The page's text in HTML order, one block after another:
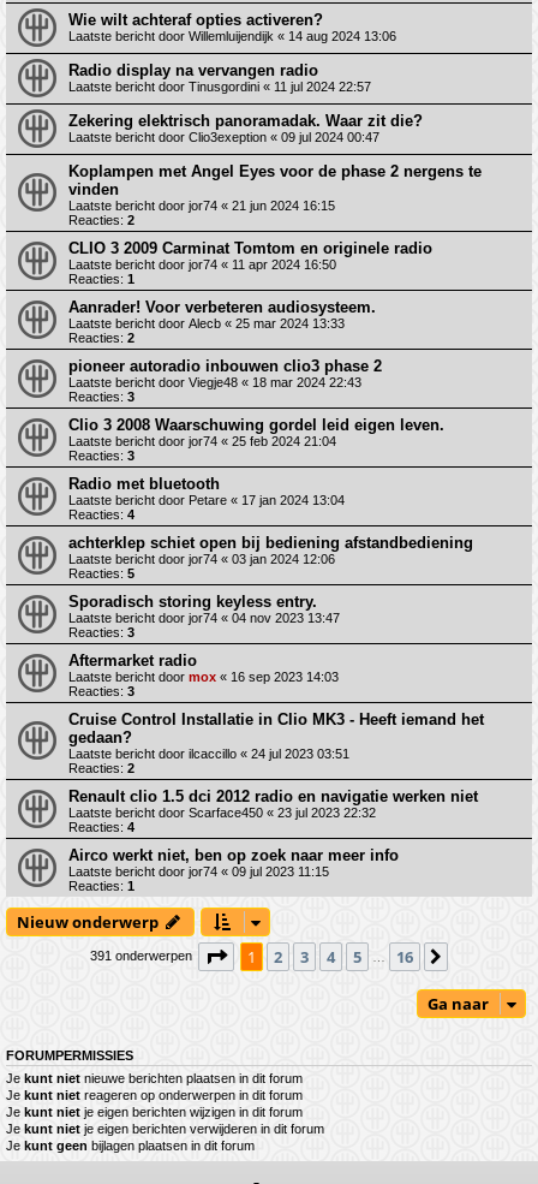
Wie wilt achteraf opties activeren?
Laatste bericht door Willemluijendijk « 14 aug 2024 13:06
Radio display na vervangen radio
Laatste bericht door Tinusgordini « 11 jul 2024 22:57
Zekering elektrisch panoramadak. Waar zit die?
Laatste bericht door Clio3exeption « 09 jul 2024 00:47
Koplampen met Angel Eyes voor de phase 2 nergens te
vinden
Laatste bericht door jor74 « 21 jun 2024 16:15
Reacties: 2
CLIO 3 2009 Carminat Tomtom en originele radio
Laatste bericht door jor74 « 11 apr 2024 16:50
Reacties: 1
Aanrader! Voor verbeteren audiosysteem.
Laatste bericht door Alecb « 25 mar 2024 13:33
Reacties: 2
pioneer autoradio inbouwen clio3 phase 2
Laatste bericht door Viegje48 « 18 mar 2024 22:43
Reacties: 3
Clio 3 2008 Waarschuwing gordel leid eigen leven.
Laatste bericht door jor74 « 25 feb 2024 21:04
Reacties: 3
Radio met bluetooth
Laatste bericht door Petare « 17 jan 2024 13:04
Reacties: 4
achterklep schiet open bij bediening afstandbediening
Laatste bericht door jor74 « 03 jan 2024 12:06
Reacties: 5
Sporadisch storing keyless entry.
Laatste bericht door jor74 « 04 nov 2023 13:47
Reacties: 3
Aftermarket radio
Laatste bericht door mox « 16 sep 2023 14:03
Reacties: 3
Cruise Control Installatie in Clio MK3 - Heeft iemand het
gedaan?
Laatste bericht door ilcaccillo « 24 jul 2023 03:51
Reacties: 2
Renault clio 1.5 dci 2012 radio en navigatie werken niet
Laatste bericht door Scarface450 « 23 jul 2023 22:32
Reacties: 4
Airco werkt niet, ben op zoek naar meer info
Laatste bericht door jor74 « 09 jul 2023 11:15
Reacties: 1
Nieuw onderwerp
391 onderwerpen Pagina van16
1 2 3 4 5 16
Ga naar
FORUMPERMISSIES
Je kunt niet nieuwe berichten plaatsen in dit forum
Je kunt niet reageren op onderwerpen in dit forum
Je kunt niet je eigen berichten wijzigen in dit forum
Je kunt niet je eigen berichten verwijderen in dit forum
Je kunt geen bijlagen plaatsen in dit forum